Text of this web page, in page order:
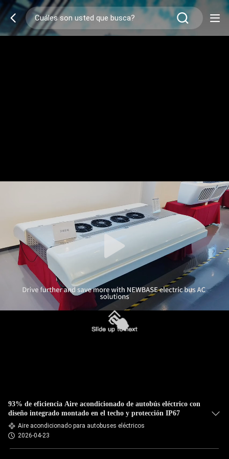
93% de eficiencia Aire acondicionado de autobús eléctrico con
diseño integrado montado en el techo y protección IP67
Aire acondicionado para autobuses eléctricos
2026-04-23